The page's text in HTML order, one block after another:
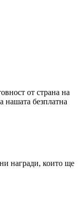
от страна на
нашата безплатна
които ще